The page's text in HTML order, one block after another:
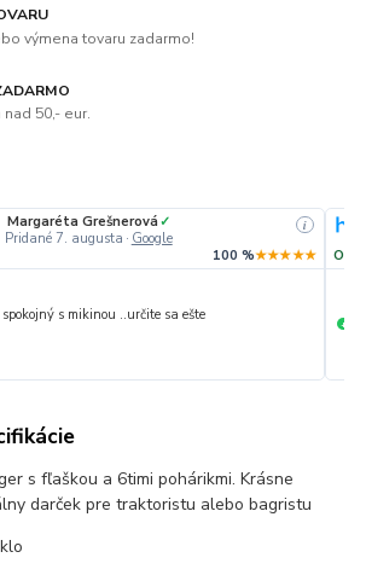
výmena tovaru zadarmo!
50,- eur.
Margaréta Grešnerová ✓
Pridané 7. augusta · Google
i
100 %★★★★★
s mikinou ..určite sa ešte
+
s fľaškou a 6timi pohárikmi. Krásne
darček pre traktoristu alebo bagristu